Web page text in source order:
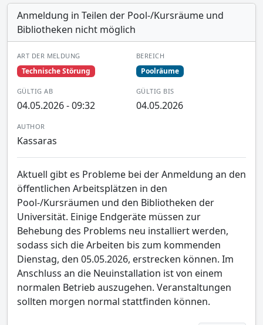
Anmeldung in Teilen der Pool-/Kursräume und
Bibliotheken nicht möglich
ART DER MELDUNG
Technische Störung
BEREICH
Poolräume
GÜLTIG AB
04.05.2026 - 09:32
GÜLTIG BIS
04.05.2026
AUTHOR
Kassaras
Aktuell gibt es Probleme bei der Anmeldung an den
öffentlichen Arbeitsplätzen in den
Pool-/Kursräumen und den Bibliotheken der
Universität. Einige Endgeräte müssen zur
Behebung des Problems neu installiert werden,
sodass sich die Arbeiten bis zum kommenden
Dienstag, den 05.05.2026, erstrecken können. Im
Anschluss an die Neuinstallation ist von einem
normalen Betrieb auszugehen. Veranstaltungen
sollten morgen normal stattfinden können.